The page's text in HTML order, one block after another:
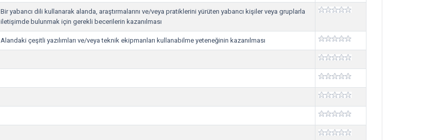
Bir yabancı dili kullanarak alanda, araştırmalarını ve/veya pratiklerini yürüten yabancı kişiler veya gruplarla
iletişimde bulunmak için gerekli becerilerin kazanılması
Alandaki çeşitli yazılımları ve/veya teknik ekipmanları kullanabilme yeteneğinin kazanılması